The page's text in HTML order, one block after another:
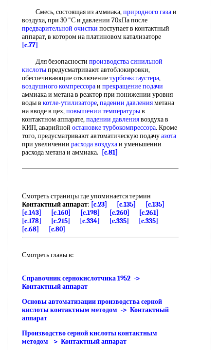
Смесь, состоящая из аммиака,природного газаи
воздуха, при 30 "С и давлении 70кПа после
предварительной очистки поступает в контактный
аппарат, в котором на платиновом катализаторе
[c.77]
Для безопасности производства синильной
кислотыпредусматривают автоблокировки,
обеспечивающие отключениетурбоэксгаустера,
воздушного компрессораи прекращение подачи
аммиака и метана в реактор при понижении уровня
воды в котле-утилизаторе,падении давленияметана
на вводе в цех,повышении температурыв
контактном аппарате,падении давлениявоздуха в
КИП, аварийной остановке турбокомпрессора. Кроме
того, предусматривают автоматическую подачуазота
при увеличении расхода воздухаи уменьшении
расхода метана и аммиака.
[c.81]
Смотреть страницы где упоминается термин
Контактный аппарат: [c.23] [c.135]
[c.135]
[c.143]
[c.160] [c.198] [c.260]
[c.261]
[c.178]
[c.215] [c.334] [c.335]
[c.335]
[c.68]
[c.80]
Смотреть главы в:
Справочник сернокислотчика 1952 ->
Контактный аппарат
Основы автоматизации производства серной
кислоты контактным методом -> Контактный
аппарат
Производство серной кислоты контактным
методом -> Контактный аппарат